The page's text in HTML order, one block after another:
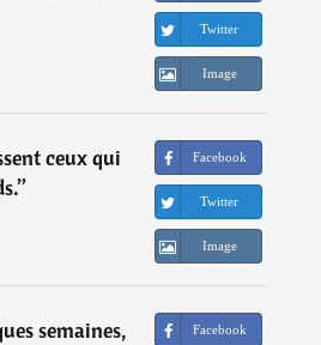
Twitter
Image
ceux qui
”
Facebook
Twitter
Image
semaines,
Facebook